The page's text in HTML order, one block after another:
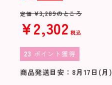
定価 ¥3,289のところ
¥2,302 税込
23 ポイント獲得
商品発送目安： 8月17日(月)